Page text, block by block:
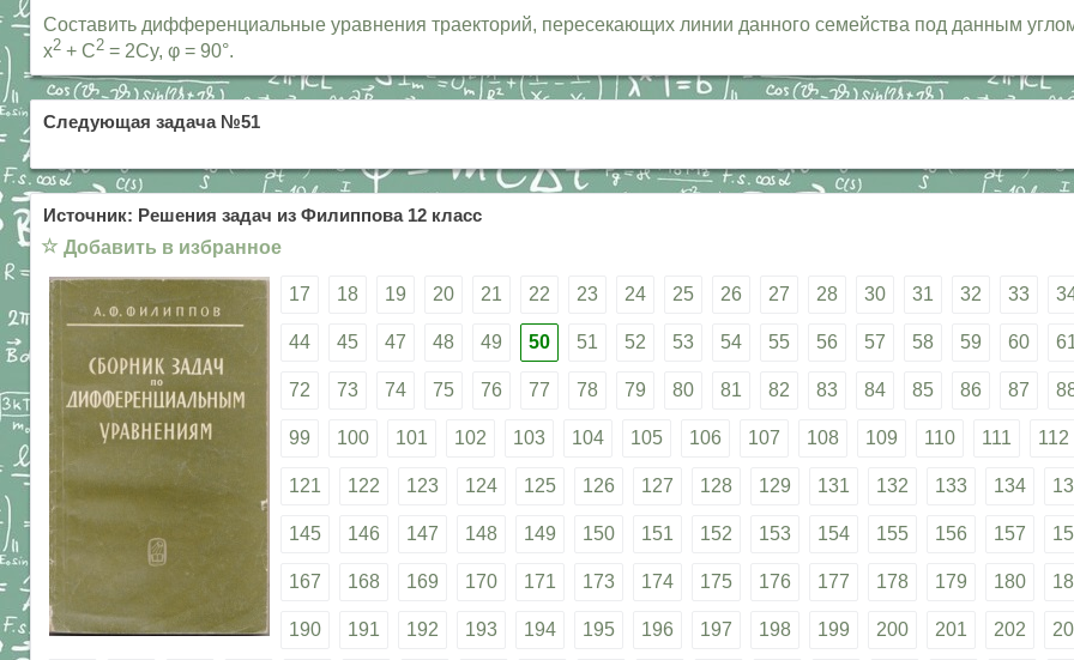
Составить дифференциальные уравнения траекторий, пересекающих линии данного семейства под данным
x2 + C2 = 2Cy, φ = 90°.
Следующая задача №51
Источник: Решения задач из Филиппова 12 класс
☆ Добавить в избранное
17 18 19 20 21 22 23 24 25 26 27 28 30 31 32 33
44 45 47 48 49 50 51 52 53 54 55 56 57 58 59 60
72 73 74 75 76 77 78 79 80 81 82 83 84 85 86 87
99 100 101 102 103 104 105 106 107 108 109 110 111 112
121 122 123 124 125 126 127 128 129 131 132 133 134
145 146 147 148 149 150 151 152 153 154 155 156 157
167 168 169 170 171 173 174 175 176 177 178 179 180
190 191 192 193 194 195 196 197 198 199 200 201 202